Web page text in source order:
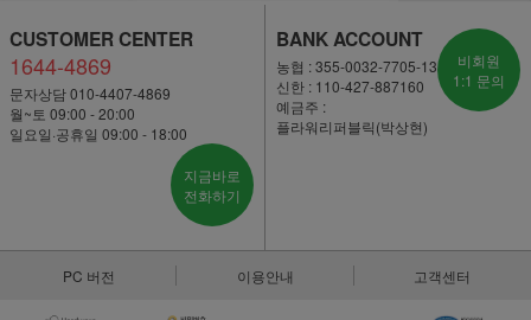
CUSTOMER CENTER
1644-4869
문자상담 010-4407-4869
월~토 09:00 - 20:00
일요일·공휴일 09:00 - 18:00
지금바로
전화하기
BANK ACCOUNT
농협 : 355-0032-7705-13
신한 : 110-427-887160
예금주 :
플라워리퍼블릭(박상현)
비회원
1:1 문의
PC 버전 이용안내 고객센터